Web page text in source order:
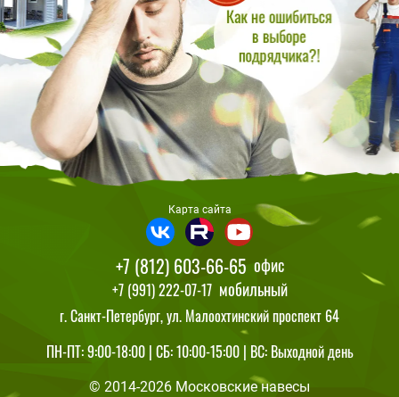
ПН-ПТ: 9:00-18:00 | СБ: 10:00-15:00 | ВС: Выходной день
© 2014-2026 Московские навесы
+7 (812) 603-66-65 офис
+7 (991) 222-07-17 мобильный
г. Санкт-Петербург, ул. Малоохтинский проспект 64
Карта сайта